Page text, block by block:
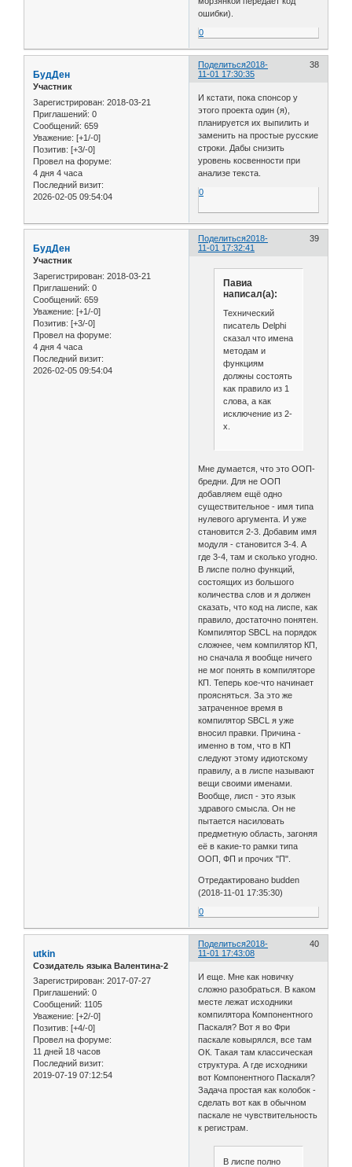
ошибки).
0
Поделиться 38
2018-
11-01 17:30:35
БудДен
Участник
Зарегистрирован: 2018-03-21
Приглашений: 0
Сообщений: 659
Уважение: [+1/-0]
Позитив: [+3/-0]
Провел на форуме:
4 дня 4 часа
Последний визит:
2026-02-05 09:54:04
И кстати, пока спонсор у
этого проекта один (я),
планируется их выпилить и
заменить на простые русские
строки. Дабы снизить
уровень косвенности при
анализе текста.
0
Поделиться 39
2018-
11-01 17:32:41
БудДен
Участник
Зарегистрирован: 2018-03-21
Приглашений: 0
Сообщений: 659
Уважение: [+1/-0]
Позитив: [+3/-0]
Провел на форуме:
4 дня 4 часа
Последний визит:
2026-02-05 09:54:04
Павиа
написал(а):
Технический
писатель Delphi
сказал что имена
методам и
функциям
должны состоять
как правило из 1
слова, а как
исключение из 2-
х.
Мне думается, что это ООП-
бредни. Для не ООП
добавляем ещё одно
существительное - имя типа
нулевого аргумента. И уже
становится 2-3. Добавим имя
модуля - становится 3-4. А
где 3-4, там и сколько угодно.
В лиспе полно функций,
состоящих из большого
количества слов и я должен
сказать, что код на лиспе, как
правило, достаточно понятен.
Компилятор SBCL на порядок
сложнее, чем компилятор КП,
но сначала я вообще ничего
не мог понять в компиляторе
КП. Теперь кое-что начинает
проясняться. За это же
затраченное время в
компилятор SBCL я уже
вносил правки. Причина -
именно в том, что в КП
следуют этому идиотскому
правилу, а в лиспе называют
вещи своими именами.
Вообще, лисп - это язык
здравого смысла. Он не
пытается насиловать
предметную область, загоняя
её в какие-то рамки типа
ООП, ФП и прочих "П".
Отредактировано budden
(2018-11-01 17:35:30)
0
Поделиться 40
2018-
11-01 17:43:08
utkin
Созидатель языка Валентина-2
Зарегистрирован: 2017-07-27
Приглашений: 0
Сообщений: 1105
Уважение: [+2/-0]
Позитив: [+4/-0]
Провел на форуме:
11 дней 18 часов
Последний визит:
2019-07-19 07:12:54
И еще. Мне как новичку
сложно разобраться. В каком
месте лежат исходники
компилятора Компонентного
Паскаля? Вот я во Фри
паскале ковырялся, все там
ОК. Такая там классическая
структура. А где исходники
вот Компонентного Паскаля?
Задача простая как колобок -
сделать вот как в обычном
паскале не чувствительность
к регистрам.
В лиспе полно